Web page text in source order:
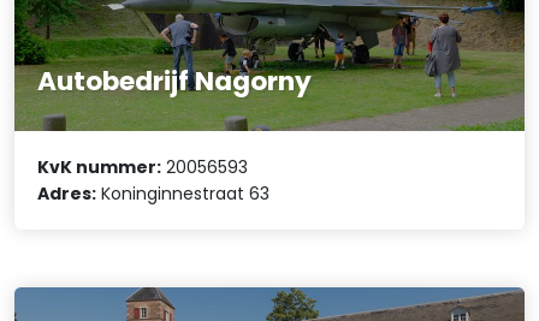
Autobedrijf Nagorny
KvK nummer: 20056593
Adres: Koninginnestraat 63